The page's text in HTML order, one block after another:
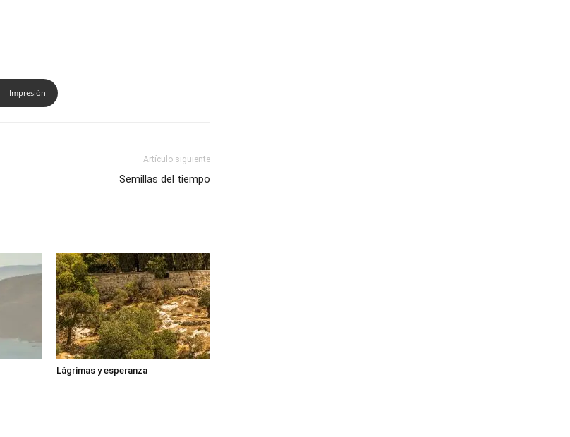
Impresión
Artículo siguiente
Semillas del tiempo
Lágrimas y esperanza